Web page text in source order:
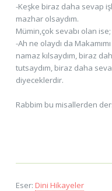
-Keşke biraz daha sevap
mazhar olsaydım.
Mümin,çok sevabı olan ise;
-Ah ne olaydı da
namaz kılsaydım, biraz
tutsaydım, biraz daha
diyeceklerdir.
Rabbim bu misallerden
Eser: Dini Hikayeler